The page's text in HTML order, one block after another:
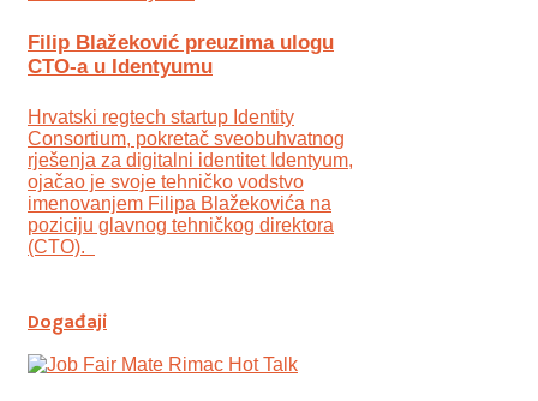
Filip Blažeković preuzima ulogu
CTO-a u Identyumu
Hrvatski regtech startup Identity
Consortium, pokretač sveobuhvatnog
rješenja za digitalni identitet Identyum,
ojаčao je svoje tehničko vodstvo
imenovanjem Filipa Blažekovića na
poziciju glavnog tehničkog direktora
(CTO).
Događaji